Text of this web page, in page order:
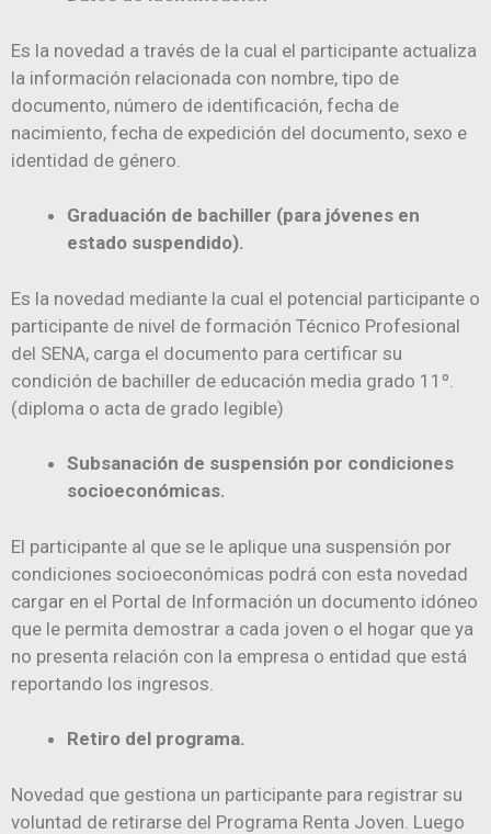
Es la novedad a través de la cual el participante actualiza
la información relacionada con nombre, tipo de
documento, número de identificación, fecha de
nacimiento, fecha de expedición del documento, sexo e
identidad de género.
Graduación de bachiller (para jóvenes en
estado suspendido).
Es la novedad mediante la cual el potencial participante o
participante de nivel de formación Técnico Profesional
del SENA, carga el documento para certificar su
condición de bachiller de educación media grado 11º.
(diploma o acta de grado legible)
Subsanación de suspensión por condiciones
socioeconómicas.
El participante al que se le aplique una suspensión por
condiciones socioeconómicas podrá con esta novedad
cargar en el Portal de Información un documento idóneo
que le permita demostrar a cada joven o el hogar que ya
no presenta relación con la empresa o entidad que está
reportando los ingresos.
Retiro del programa.
Novedad que gestiona un participante para registrar su
voluntad de retirarse del Programa Renta Joven. Luego